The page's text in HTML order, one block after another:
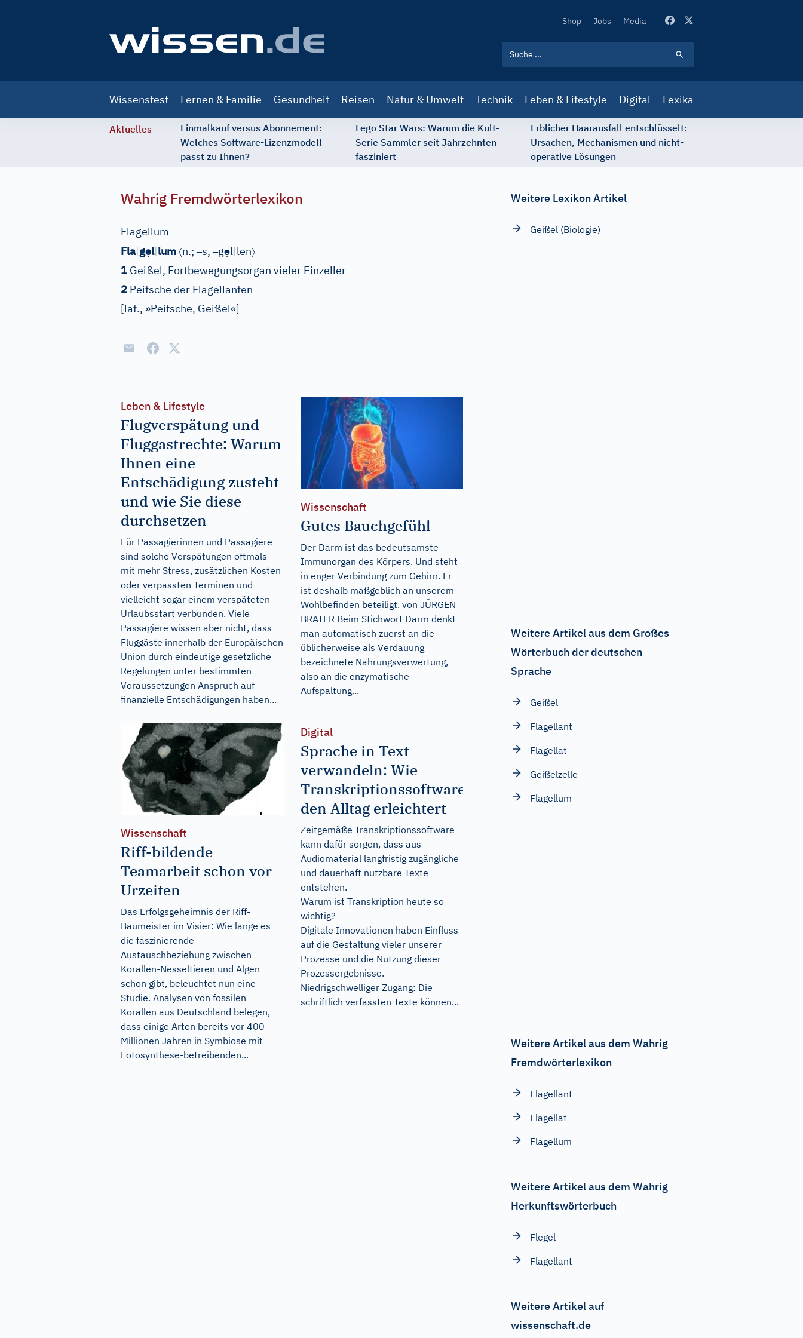
Secondary
Shop Jobs Media
navigation
Wissenstest Lernen & Familie Gesundheit Reisen Natur & Umwelt Technik Leben & Lifestyle Digital Lexika
Aktuelles
Einmalkauf versus Abonnement:
Welches Software-Lizenzmodell
passt zu Ihnen?
Lego Star Wars: Warum die Kult-
Serie Sammler seit Jahrzehnten
fasziniert
Erblicher Haarausfall entschlüsselt:
Ursachen, Mechanismen und nicht-
operative Lösungen
Wahrig Fremdwörterlexikon
Flagellum
Fla|gẹl|lum〈n.;–s,–gẹl|len〉
1 Geißel, Fortbewegungsorgan vieler Einzeller
2 Peitsche der Flagellanten
[lat., »Peitsche, Geißel«]
Leben & Lifestyle
Flugverspätung und
Fluggastrechte: Warum
Ihnen eine
Entschädigung zusteht
und wie Sie diese
durchsetzen
Für Passagierinnen und Passagiere
sind solche Verspätungen oftmals
mit mehr Stress, zusätzlichen Kosten
oder verpassten Terminen und
vielleicht sogar einem verspäteten
Urlaubsstart verbunden. Viele
Passagiere wissen aber nicht, dass
Fluggäste innerhalb der Europäischen
Union durch eindeutige gesetzliche
Regelungen unter bestimmten
Voraussetzungen Anspruch auf
finanzielle Entschädigungen haben...
Wissenschaft
Gutes Bauchgefühl
Der Darm ist das bedeutsamste
Immunorgan des Körpers. Und steht
in enger Verbindung zum Gehirn. Er
ist deshalb maßgeblich an unserem
Wohlbefinden beteiligt. von JÜRGEN
BRATER Beim Stichwort Darm denkt
man automatisch zuerst an die
üblicherweise als Verdauung
bezeichnete Nahrungsverwertung,
also an die enzymatische
Aufspaltung...
Wissenschaft
Riff-bildende
Teamarbeit schon vor
Urzeiten
Das Erfolgsgeheimnis der Riff-
Baumeister im Visier: Wie lange es
die faszinierende
Austauschbeziehung zwischen
Korallen-Nesseltieren und Algen
schon gibt, beleuchtet nun eine
Studie. Analysen von fossilen
Korallen aus Deutschland belegen,
dass einige Arten bereits vor 400
Millionen Jahren in Symbiose mit
Fotosynthese-betreibenden...
Digital
Sprache in Text
verwandeln: Wie
Transkriptionssoftware
den Alltag erleichtert
Zeitgemäße Transkriptionssoftware
kann dafür sorgen, dass aus
Audiomaterial langfristig zugängliche
und dauerhaft nutzbare Texte
entstehen.
Warum ist Transkription heute so
wichtig?
Digitale Innovationen haben Einfluss
auf die Gestaltung vieler unserer
Prozesse und die Nutzung dieser
Prozessergebnisse.
Niedrigschwelliger Zugang: Die
schriftlich verfassten Texte können...
Weitere Lexikon Artikel
Geißel (Biologie)
Weitere Artikel aus dem Großes
Wörterbuch der deutschen
Sprache
Geißel
Flagellant
Flagellat
Geißelzelle
Flagellum
Weitere Artikel aus dem Wahrig
Fremdwörterlexikon
Flagellant
Flagellat
Flagellum
Weitere Artikel aus dem Wahrig
Herkunftswörterbuch
Flegel
Flagellant
Weitere Artikel auf
wissenschaft.de